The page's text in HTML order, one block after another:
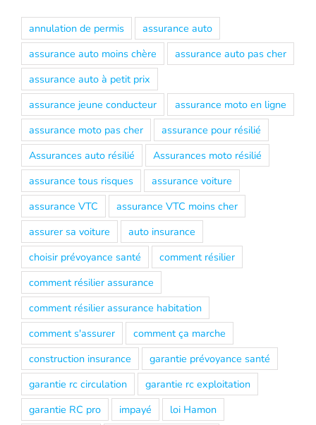
annulation de permis
assurance auto
assurance auto moins chère
assurance auto pas cher
assurance auto à petit prix
assurance jeune conducteur
assurance moto en ligne
assurance moto pas cher
assurance pour résilié
Assurances auto résilié
Assurances moto résilié
assurance tous risques
assurance voiture
assurance VTC
assurance VTC moins cher
assurer sa voiture
auto insurance
choisir prévoyance santé
comment résilier
comment résilier assurance
comment résilier assurance habitation
comment s'assurer
comment ça marche
construction insurance
garantie prévoyance santé
garantie rc circulation
garantie rc exploitation
garantie RC pro
impayé
loi Hamon